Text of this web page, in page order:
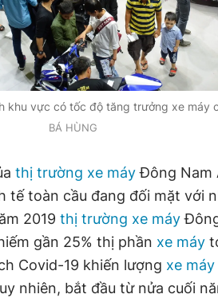
khu vực có tốc độ tăng trưởng xe máy
BÁ HÙNG
thị trường xe máyĐông Nam
tế toàn cầu đang đối mặt với
2019 thị trường xe máy
gần 25% thị phần xe máy
Covid-19 khiến lượng xe máy
nhiên, bắt đầu từ nửa cuối